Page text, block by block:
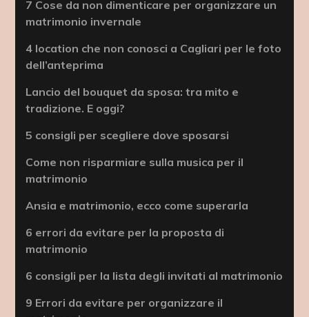
7 Cose da non dimenticare per organizzare un
matrimonio invernale
4 location che non conosci a Cagliari per le foto
dell’anteprima
Lancio del bouquet da sposa: tra mito e
tradizione. E oggi?
5 consigli per scegliere dove sposarsi
Come non risparmiare sulla musica per il
matrimonio
Ansia e matrimonio, ecco come superarla
6 errori da evitare per la proposta di
matrimonio
6 consigli per la lista degli invitati al matrimonio
9 Errori da evitare per organizzare il